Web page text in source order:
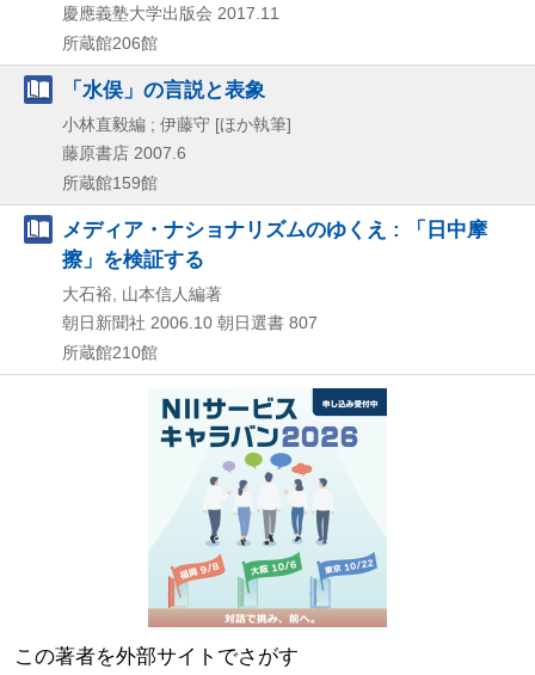
慶應義塾大学出版会 2017.11
所蔵館206館
「水俣」の言説と表象
小林直毅編 ; 伊藤守 [ほか執筆]
藤原書店 2007.6
所蔵館159館
メディア・ナショナリズムのゆくえ : 「日中摩
擦」を検証する
大石裕, 山本信人編著
朝日新聞社 2006.10 朝日選書 807
所蔵館210館
この著者を外部サイトでさがす